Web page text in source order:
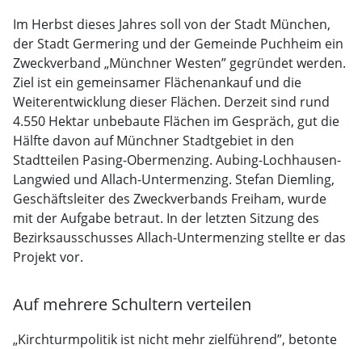
Im Herbst dieses Jahres soll von der Stadt München,
der Stadt Germering und der Gemeinde Puchheim ein
Zweckverband „Münchner Westen” gegründet werden.
Ziel ist ein gemeinsamer Flächenankauf und die
Weiterentwicklung dieser Flächen. Derzeit sind rund
4.550 Hektar unbebaute Flächen im Gespräch, gut die
Hälfte davon auf Münchner Stadtgebiet in den
Stadtteilen Pasing-Obermenzing. Aubing-Lochhausen-
Langwied und Allach-Untermenzing. Stefan Diemling,
Geschäftsleiter des Zweckverbands Freiham, wurde
mit der Aufgabe betraut. In der letzten Sitzung des
Bezirksausschusses Allach-Untermenzing stellte er das
Projekt vor.
Auf mehrere Schultern verteilen
„Kirchturmpolitik ist nicht mehr zielführend”, betonte